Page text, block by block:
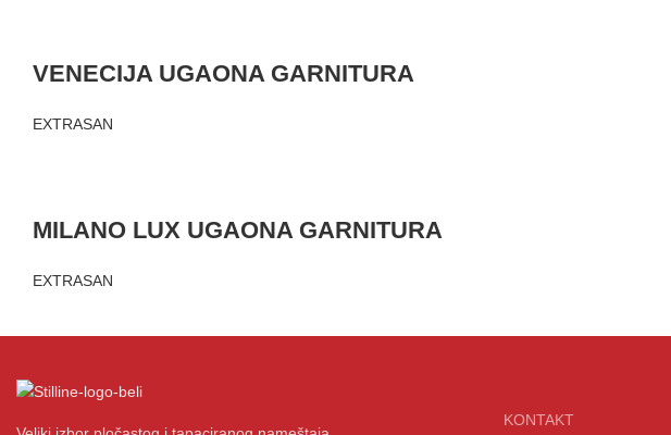
VENECIJA UGAONA GARNITURA
EXTRASAN
MILANO LUX UGAONA GARNITURA
EXTRASAN
KONTAKT